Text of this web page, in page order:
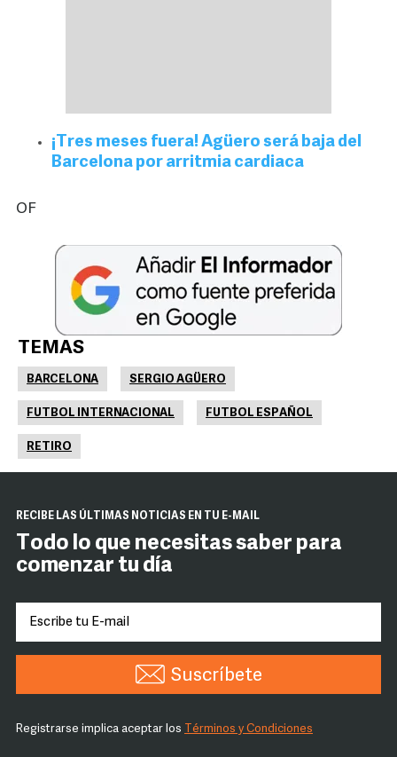
¡Tres meses fuera! Agüero será baja del
Barcelona por arritmia cardiaca
OF
TEMAS
BARCELONA SERGIO AGÜERO
FUTBOL INTERNACIONAL FUTBOL ESPAÑOL
RETIRO
RECIBE LAS ÚLTIMAS NOTICIAS EN TU E-MAIL
Todo lo que necesitas saber para
comenzar tu día
Suscríbete
Registrarse implica aceptar los Términos y Condiciones